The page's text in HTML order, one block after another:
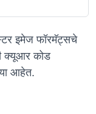
इमेज फॉरमॅट्सचे
क्यूआर कोड
आहेत.